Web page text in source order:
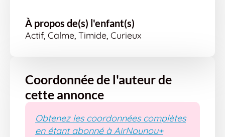
À propos de(s) l'enfant(s)
Actif, Calme, Timide, Curieux
Coordonnée de l'auteur de
cette annonce
Obtenez les coordonnées complètes
en étant abonné à AirNounou+